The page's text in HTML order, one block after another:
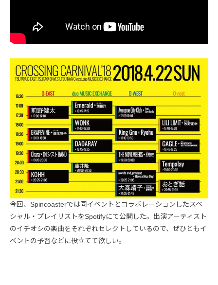
今回、Spincoasterでは同イベントとコラボレーションしたスペ
シャル・プレイリストをSpotifyにて公開した。出演アーティスト
のイチオシの楽曲をそれぞれセレクトしているので、ぜひともイ
ベントの予習などに役立てて欲しい。